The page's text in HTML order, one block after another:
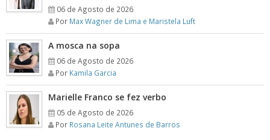
06 de Agosto de 2026
Por Max Wagner de Lima e Maristela Luft
A mosca na sopa
06 de Agosto de 2026
Por Kamila Garcia
Marielle Franco se fez verbo
05 de Agosto de 2026
Por Rosana Leite Antunes de Barros